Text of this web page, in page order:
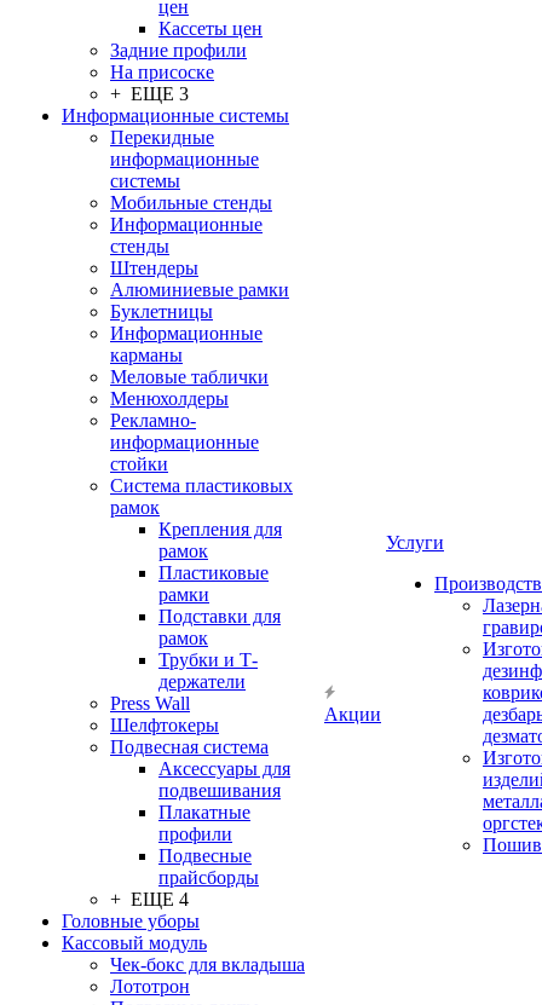
цен
Кассеты цен
Задние профили
На присоске
+ ЕЩЕ 3
Информационные системы
Перекидные
информационные
системы
Мобильные стенды
Информационные
стенды
Штендеры
Алюминиевые рамки
Буклетницы
Информационные
карманы
Меловые таблички
Менюхолдеры
Рекламно-
информационные
стойки
Система пластиковых
рамок
Крепления для
рамок
Пластиковые
рамки
Подставки для
рамок
Трубки и Т-
держатели
Press Wall
Шелфтокеры
Подвесная система
Аксессуары для
подвешивания
Плакатные
профили
Подвесные
прайсборды
+ ЕЩЕ 4
Головные уборы
Кассовый модуль
Чек-бокс для вкладыша
Лототрон
Акции
Услуги
Пошив